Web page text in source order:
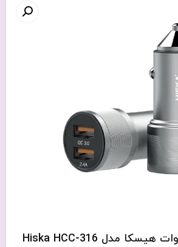
شارژ فندکی 43 وات هیسکا مدل Hiska HCC-316